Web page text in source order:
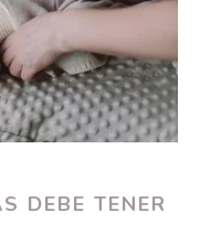
DEBE TENER